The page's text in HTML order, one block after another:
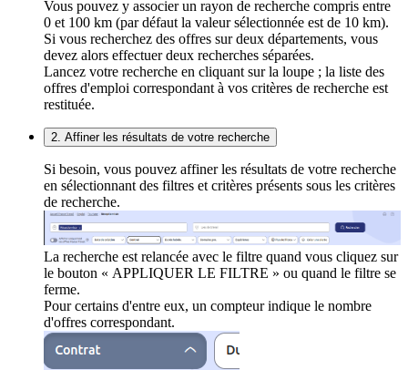
Vous pouvez y associer un rayon de recherche compris entre
0 et 100 km (par défaut la valeur sélectionnée est de 10 km).
Si vous recherchez des offres sur deux départements, vous
devez alors effectuer deux recherches séparées.
Lancez votre recherche en cliquant sur la loupe ; la liste des
offres d'emploi correspondant à vos critères de recherche est
restituée.
2. Affiner les résultats de votre recherche
Si besoin, vous pouvez affiner les résultats de votre recherche
en sélectionnant des filtres et critères présents sous les critères
de recherche.
La recherche est relancée avec le filtre quand vous cliquez sur
le bouton « APPLIQUER LE FILTRE » ou quand le filtre se
ferme.
Pour certains d'entre eux, un compteur indique le nombre
d'offres correspondant.